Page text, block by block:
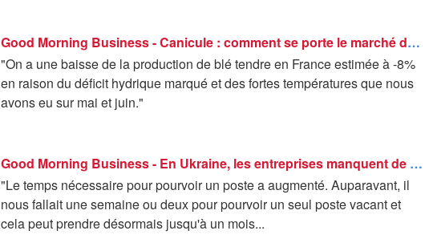
Good Morning Business - Canicule : comment se porte le marché des récoltes ?
"On a une baisse de la production de blé tendre en France estimée à -8%
en raison du déficit hydrique marqué et des fortes températures que nous
avons eu sur mai et juin."
Good Morning Business - En Ukraine, les entreprises manquent de main-d'œuvre
"Le temps nécessaire pour pourvoir un poste a augmenté. Auparavant, il
nous fallait une semaine ou deux pour pourvoir un seul poste vacant et
cela peut prendre désormais jusqu'à un mois...